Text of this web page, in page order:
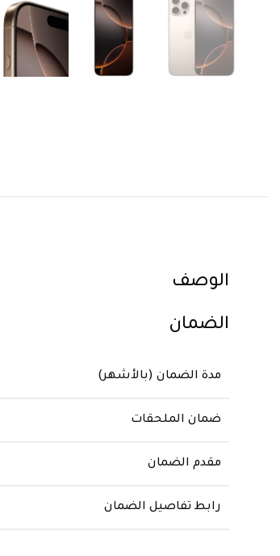
الوصف
الضمان
مدة الضمان (بالأشهر)
ضمان الملحقات
مقدم الضمان
رابط تفاصيل الضمان